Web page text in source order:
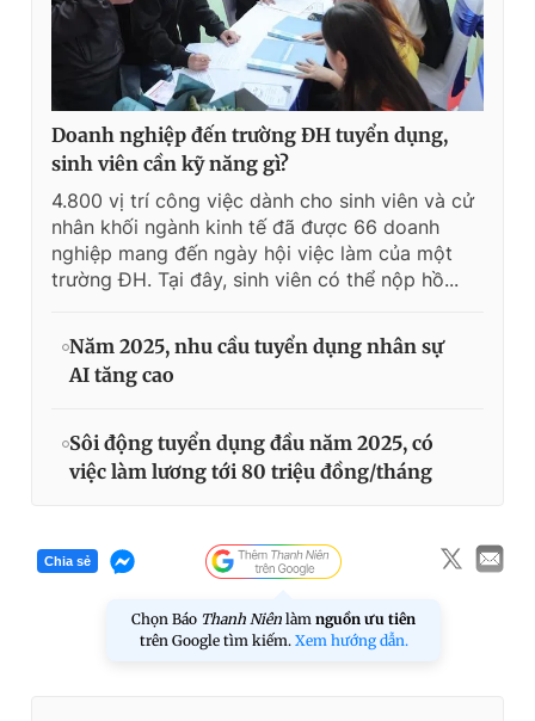
Doanh nghiệp đến trường ĐH tuyển dụng,
sinh viên cần kỹ năng gì?
4.800 vị trí công việc dành cho sinh viên và cử
nhân khối ngành kinh tế đã được 66 doanh
nghiệp mang đến ngày hội việc làm của một
trường ĐH. Tại đây, sinh viên có thể nộp hồ...
Năm 2025, nhu cầu tuyển dụng nhân sự
AI tăng cao
Sôi động tuyển dụng đầu năm 2025, có
việc làm lương tới 80 triệu đồng/tháng
Chia sẻ
Chọn Báo Thanh Niên làm nguồn ưu tiên
trên Google tìm kiếm. Xem hướng dẫn.